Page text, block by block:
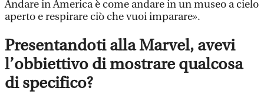
Andare in America è come andare in un museo a cielo
aperto e respirare ciò che vuoi imparare».
Presentandoti alla Marvel, avevi
l’obbiettivo di mostrare qualcosa
di specifico?